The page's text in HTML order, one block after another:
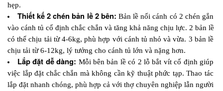
hẹp.
Thiết kế 2 chén bản lề 2 bên: Bản lề nối cánh có 2 chén gắn
vào cánh tủ cố định chắc chắn và tăng khả năng chịu lực. 2 bản lề
có thể chịu tải từ 4-6kg, phù hợp với cánh tủ nhỏ và vừa. 3 bản lề
chịu tải từ 6-12kg, lý tưởng cho cánh tủ lớn và nặng hơn.
Lắp đặt dễ dàng: Mỗi bên bản lề có 2 lỗ bắt vít cố định giúp
việc lắp đặt chắc chắn mà không cần kỹ thuật phức tạp. Thao tác
lắp đặt nhanh chóng, phù hợp cả với thợ chuyên nghiệp lẫn người